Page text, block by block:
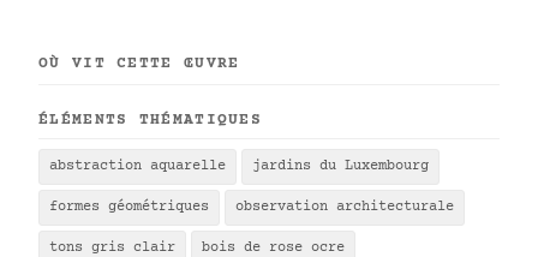
OÙ VIT CETTE ŒUVRE
ÉLÉMENTS THÉMATIQUES
abstraction aquarelle jardins du Luxembourg
formes géométriques observation architecturale
tons gris clair bois de rose ocre